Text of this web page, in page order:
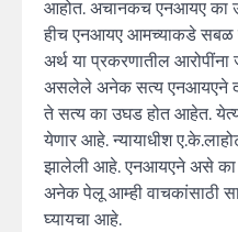
आहोत. अचानकच एनआयए का
हीच एनआयए आमच्याकडे सबळ
अर्थ या प्रकरणातील
असलेले अनेक सत्य एनआयएने
ते सत्य का उघड होत आहेत.
येणार आहे. न्यायाधीश
झालेली आहे. एनआयएने असे का
अनेक पेलू आम्ही वाचकांसाठी
घ्यायचा आहे.